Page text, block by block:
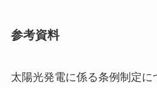
参考資料
太陽光発電に係る条例制定に